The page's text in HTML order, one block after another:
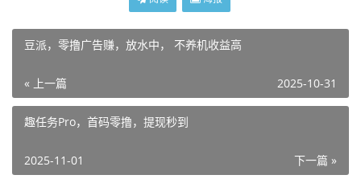
豆派，零撸广告赚，放水中， 不养机收益高
« 上一篇 2025-10-31
趣任务Pro，首码零撸，提现秒到
下一篇 »
2025-11-01